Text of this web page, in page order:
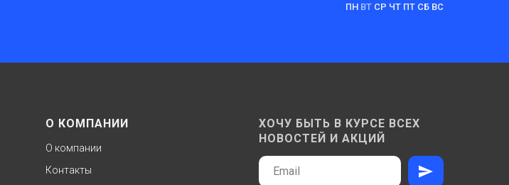
ПН ВТ СР ЧТ ПТ СБ ВС
О КОМПАНИИ
О компании
Контакты
ХОЧУ БЫТЬ В КУРСЕ ВСЕХ
НОВОСТЕЙ И АКЦИЙ